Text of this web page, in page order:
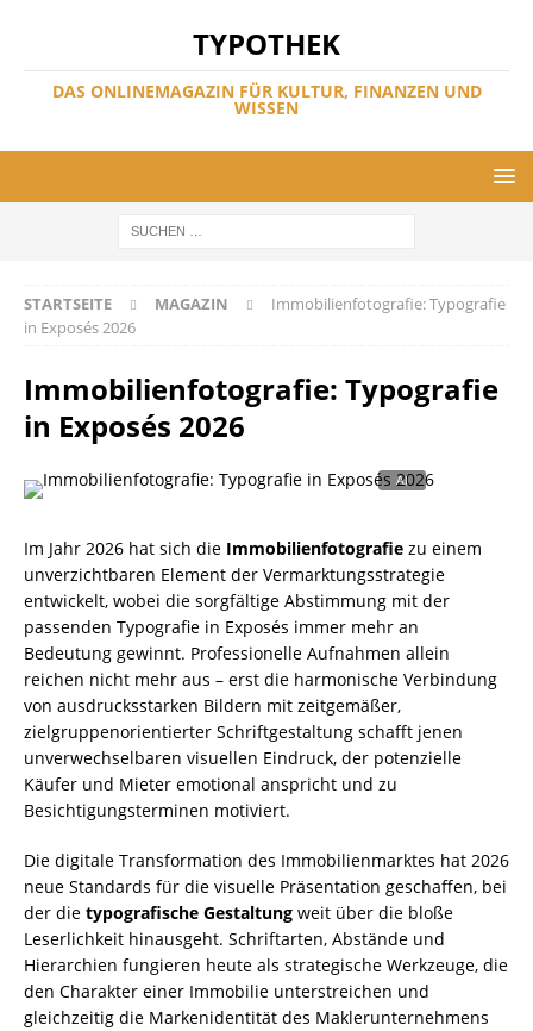
TYPOTHEK
DAS ONLINEMAGAZIN FÜR KULTUR, FINANZEN UND
WISSEN
STARTSEITE MAGAZIN
Immobilienfotografie: Typografie
in Exposés 2026
Immobilienfotografie: Typografie
in Exposés 2026
Im Jahr 2026 hat sich die Immobilienfotografie zu einem
unverzichtbaren Element der Vermarktungsstrategie
entwickelt, wobei die sorgfältige Abstimmung mit der
passenden Typografie in Exposés immer mehr an
Bedeutung gewinnt. Professionelle Aufnahmen allein
reichen nicht mehr aus – erst die harmonische Verbindung
von ausdrucksstarken Bildern mit zeitgemäßer,
zielgruppenorientierter Schriftgestaltung schafft jenen
unverwechselbaren visuellen Eindruck, der potenzielle
Käufer und Mieter emotional anspricht und zu
Besichtigungsterminen motiviert.
Die digitale Transformation des Immobilienmarktes hat 2026
neue Standards für die visuelle Präsentation geschaffen, bei
der die typografische Gestaltung weit über die bloße
Leserlichkeit hinausgeht. Schriftarten, Abstände und
Hierarchien fungieren heute als strategische Werkzeuge, die
den Charakter einer Immobilie unterstreichen und
gleichzeitig die Markenidentität des Maklerunternehmens